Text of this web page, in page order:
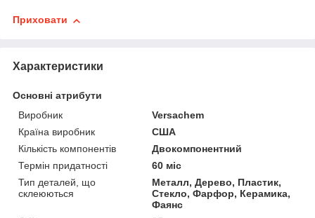
Приховати
Характеристики
Основні атрибути
Виробник
Versachem
Країна виробник
США
Кількість компонентів
Двокомпонентний
Термін придатності
60 міс
Тип деталей, що
склеюються
Металл, Дерево, Пластик,
Стекло, Фарфор, Керамика,
Фаянс